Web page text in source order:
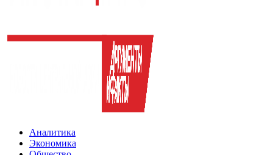
Аналитика
Экономика